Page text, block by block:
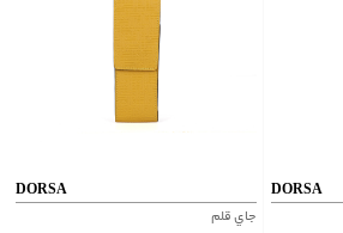
DORSA
جاي قلم
DORSA